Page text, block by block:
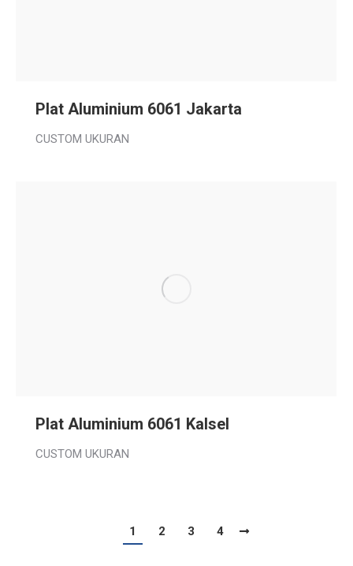
Plat Aluminium 6061 Jakarta
CUSTOM UKURAN
Plat Aluminium 6061 Kalsel
CUSTOM UKURAN
1 2 3 4